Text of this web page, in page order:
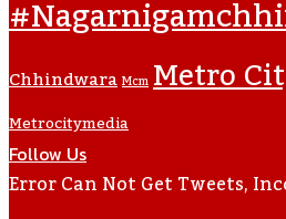
ChhindwaraMcmMetro
Metrocitymedia
Follow Us
Error Can Not Get Tweets,